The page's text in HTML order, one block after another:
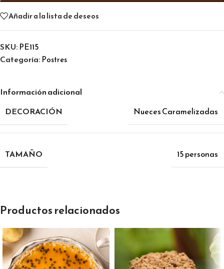
Añadir a la lista de deseos
SKU: PE115
Categoría: Postres
Información adicional
DECORACIÓN
Nueces Caramelizadas
TAMAÑO 15 personas
Productos relacionados